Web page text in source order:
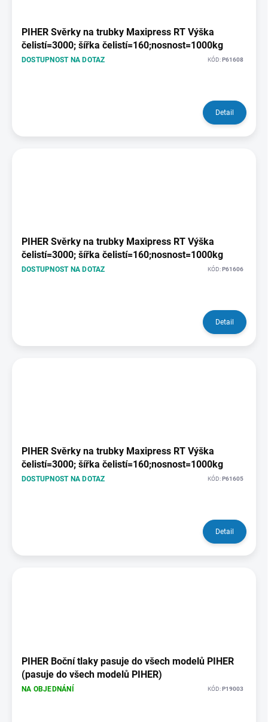
PIHER Svěrky na trubky Maxipress RT Výška
čelistí=3000; šířka čelistí=160;nosnost=1000kg
DOSTUPNOST NA DOTAZ KÓD:P61608
Detail
PIHER Svěrky na trubky Maxipress RT Výška
čelistí=3000; šířka čelistí=160;nosnost=1000kg
DOSTUPNOST NA DOTAZ KÓD:P61606
Detail
PIHER Svěrky na trubky Maxipress RT Výška
čelistí=3000; šířka čelistí=160;nosnost=1000kg
DOSTUPNOST NA DOTAZ KÓD: P61605
Detail
PIHER Boční tlaky pasuje do všech modelů PIHER
(pasuje do všech modelů PIHER)
NA OBJEDNÁNÍ KÓD:P19003